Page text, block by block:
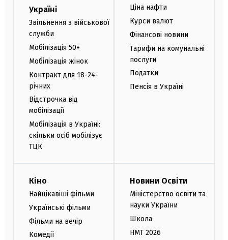
Україні
Звільнення з військової
служби
Мобілізація 50+
Мобілізація жінок
Контракт для 18-24-
річних
Відстрочка від
мобілізації
Мобілізація в Україні:
скільки осіб мобілізує
ТЦК
Ціна нафти
Курси валют
Фінансові новини
Тарифи на комунальні
послуги
Податки
Пенсія в Україні
Кіно
Найцікавіші фільми
Українські фільми
Фільми на вечір
Комедії
Новини Освіти
Міністерство освіти та
науки України
Школа
НМТ 2026